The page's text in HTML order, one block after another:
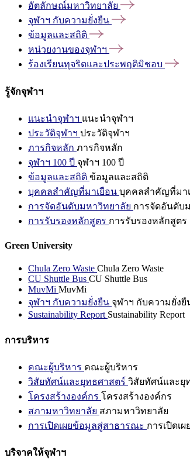
อัตลักษณ์มหาวิทยาลัย
จุฬาฯ กับความยั่งยืน
ข้อมูลและสถิติ
หน่วยงานของจุฬาฯ
ร้องเรียนทุจริตและประพฤติมิชอบ
รู้จักจุฬาฯ
แนะนำจุฬาฯ แนะนำจุฬาฯ
ประวัติจุฬาฯ ประวัติจุฬาฯ
ภารกิจหลัก ภารกิจหลัก
จุฬาฯ 100 ปี จุฬาฯ 100 ปี
ข้อมูลและสถิติ ข้อมูลและสถิติ
บุคคลสำคัญที่มาเยือน บุคคลสำคัญที่มา
การจัดอันดับมหาวิทยาลัย การจัดอันดับ
การรับรองหลักสูตร การรับรองหลักสูตร
Green University
Chula Zero Waste Chula Zero Waste
CU Shuttle Bus CU Shuttle Bus
MuvMi MuvMi
จุฬาฯ กับความยั่งยืน จุฬาฯ กับความยั่งยื
Sustainability Report Sustainability Report
การบริหาร
คณะผู้บริหาร คณะผู้บริหาร
วิสัยทัศน์และยุทธศาสตร์ วิสัยทัศน์และยุ
โครงสร้างองค์กร โครงสร้างองค์กร
สภามหาวิทยาลัย สภามหาวิทยาลัย
การเปิดเผยข้อมูลสู่สาธารณะ การเปิดเ
บริจาคให้จุฬาฯ